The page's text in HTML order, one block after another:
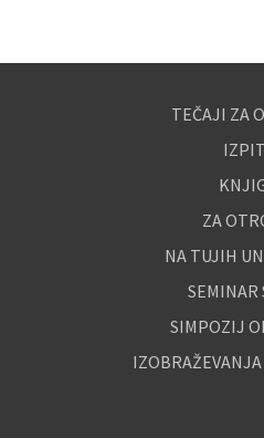
TEČAJI ZA
ZA
NA TUJIH
SEMINAR
SIMPOZIJ